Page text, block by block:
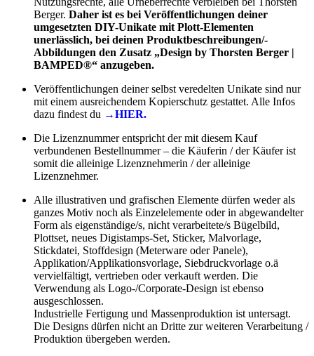
Berger. Daher ist es bei Veröffentlichungen deiner
umgesetzten DIY-Unikate mit Plott-Elementen
unerlässlich, bei deinen Produktbeschreibungen/-
Abbildungen den Zusatz „Design by Thorsten Berger |
BAMPED®“ anzugeben.
Veröffentlichungen deiner selbst veredelten Unikate sind nur
mit einem ausreichendem Kopierschutz gestattet. Alle Infos
dazu findest du →HIER.
Die Lizenznummer entspricht der mit diesem Kauf
verbundenen Bestellnummer – die Käuferin / der Käufer ist
somit die alleinige Lizenznehmerin / der alleinige
Lizenznehmer.
Alle illustrativen und grafischen Elemente dürfen weder als
ganzes Motiv noch als Einzelelemente oder in abgewandelter
Form als eigenständige/s, nicht verarbeitete/s Bügelbild,
Plottset, neues Digistamps-Set, Sticker, Malvorlage,
Stickdatei, Stoffdesign (Meterware oder Panele),
Applikation/Applikationsvorlage, Siebdruckvorlage o.ä
vervielfältigt, vertrieben oder verkauft werden. Die
Verwendung als Logo-/Corporate-Design ist ebenso
ausgeschlossen.
Industrielle Fertigung und Massenproduktion ist untersagt.
Die Designs dürfen nicht an Dritte zur weiteren Verarbeitung /
Produktion übergeben werden.